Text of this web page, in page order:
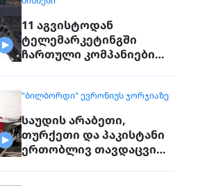
11 აგვისტოდან
ტელემარკეტინგში
ჩართული კომპანიები
მოქალაქეებს
"ᲑᲘᲚᲑᲝᲠᲓᲘ" ᲔᲕᲠᲝᲜᲘᲣᲡ ᲯᲝᲠᲯᲘᲐᲖᲔ
საუდის არაბეთი,
თურქეთი და პაკისტანი
ერთობლივ თავდაცვით